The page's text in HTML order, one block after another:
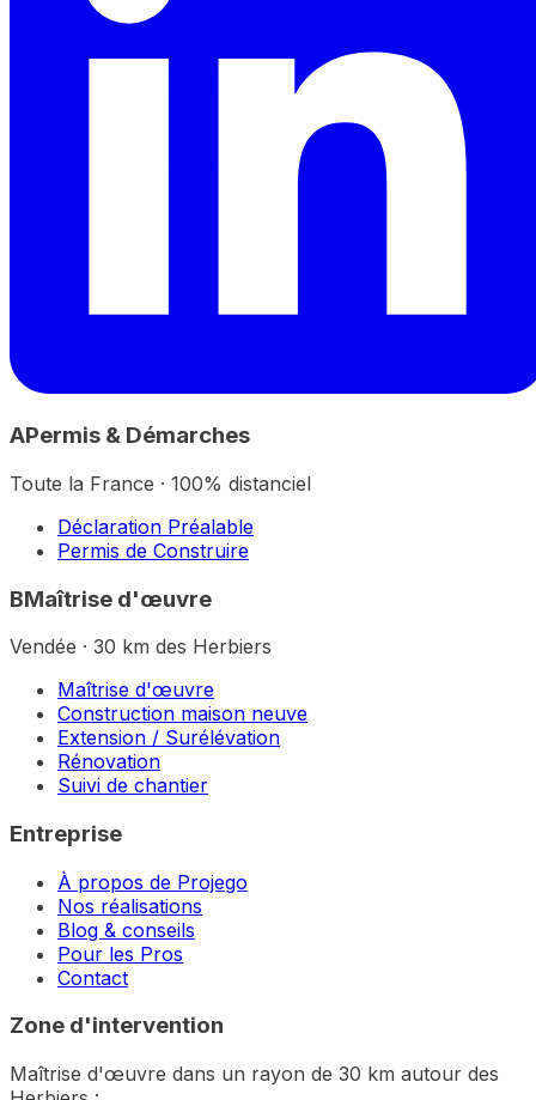
APermis & Démarches
Toute la France · 100% distanciel
Déclaration Préalable
Permis de Construire
BMaîtrise d'œuvre
Vendée · 30 km des Herbiers
Maîtrise d'œuvre
Construction maison neuve
Extension / Surélévation
Rénovation
Suivi de chantier
Entreprise
À propos de Projego
Nos réalisations
Blog & conseils
Pour les Pros
Contact
Zone d'intervention
Maîtrise d'œuvre dans un rayon de 30 km autour des